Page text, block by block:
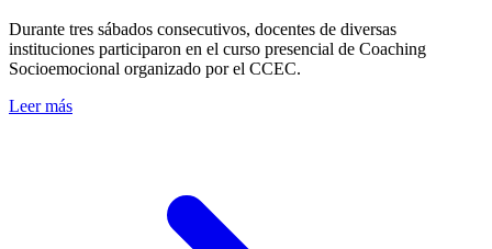
Durante tres sábados consecutivos, docentes de diversas
instituciones participaron en el curso presencial de Coaching
Socioemocional organizado por el CCEC.
Leer más